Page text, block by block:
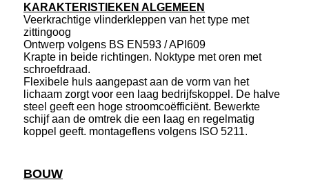
KARAKTERISTIEKEN ALGEMEEN
Veerkrachtige vlinderkleppen van het type met
zittingoog
Ontwerp volgens BS EN593 / API609
Krapte in beide richtingen. Noktype met oren met
schroefdraad.
Flexibele huls aangepast aan de vorm van het
lichaam zorgt voor een laag bedrijfskoppel. De halve
steel geeft een hoge stroomcoëfficiënt. Bewerkte
schijf aan de omtrek die een laag en regelmatig
koppel geeft. montageflens volgens ISO 5211.
BOUW